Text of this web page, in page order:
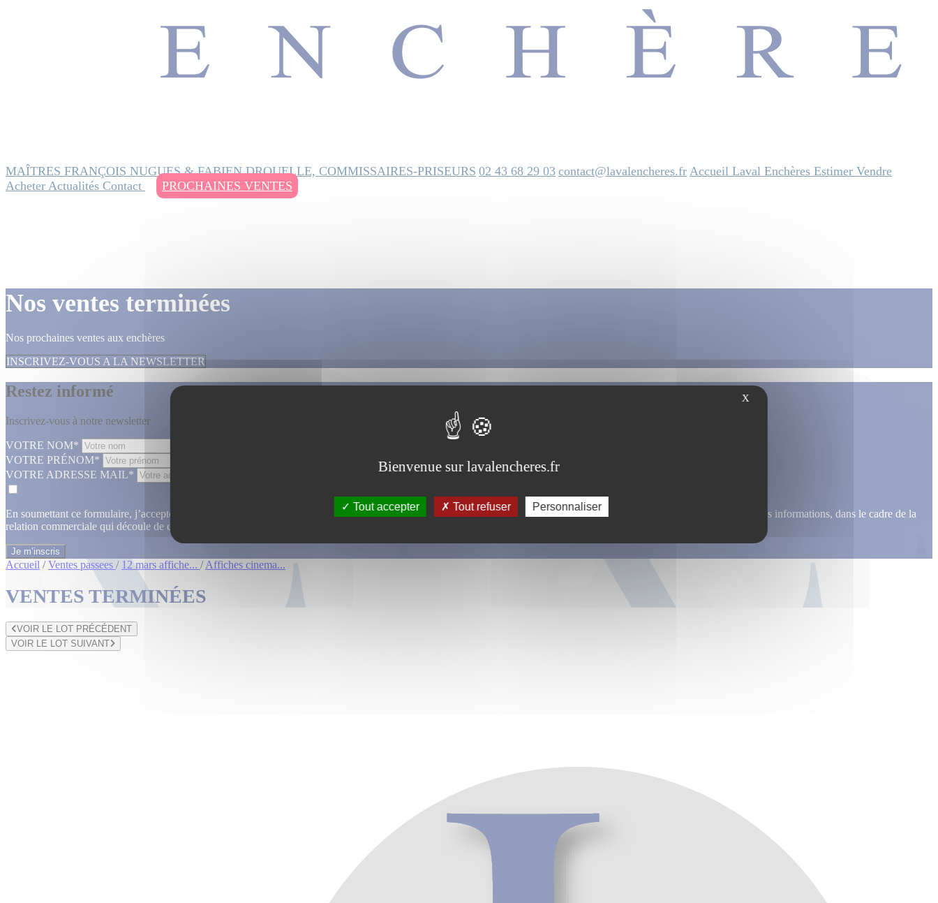
MAÎTRES FRANÇOIS NUGUES & FABIEN DROUELLE, COMMISSAIRES-PRISEURS 02 43 68 29 03 contact@lavalencheres.fr Accueil Laval Enchères Estimer Vendre
Acheter Actualités Contact PROCHAINES VENTES
Nos ventes terminées
Nos prochaines ventes aux enchères
INSCRIVEZ-VOUS A LA NEWSLETTER
Restez informé
Inscrivez-vous à notre newsletter
VOTRE NOM*
VOTRE PRÉNOM*
VOTRE ADRESSE MAIL*
En soumettant ce formulaire, j’accepte que les informations saisies dans ce formulaire soient utilisées, exploitées, traitées pour permettre de me recontacter, pour m’envoyer des informations, dans le cadre de la
relation commerciale qui découle de cette demande.
Accueil / Ventes passees / 12 mars affiche... / Affiches cinema...
VENTES TERMINÉES
VOIR LE LOT PRÉCÉDENT
VOIR LE LOT SUIVANT
X
Bienvenue sur lavalencheres.fr
Tout accepter Tout refuser Personnaliser